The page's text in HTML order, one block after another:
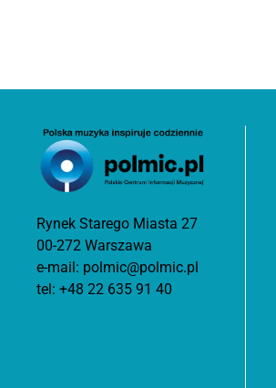
Rynek Starego Miasta 27
00-272 Warszawa
e-mail: polmic@polmic.pl
tel: +48 22 635 91 40